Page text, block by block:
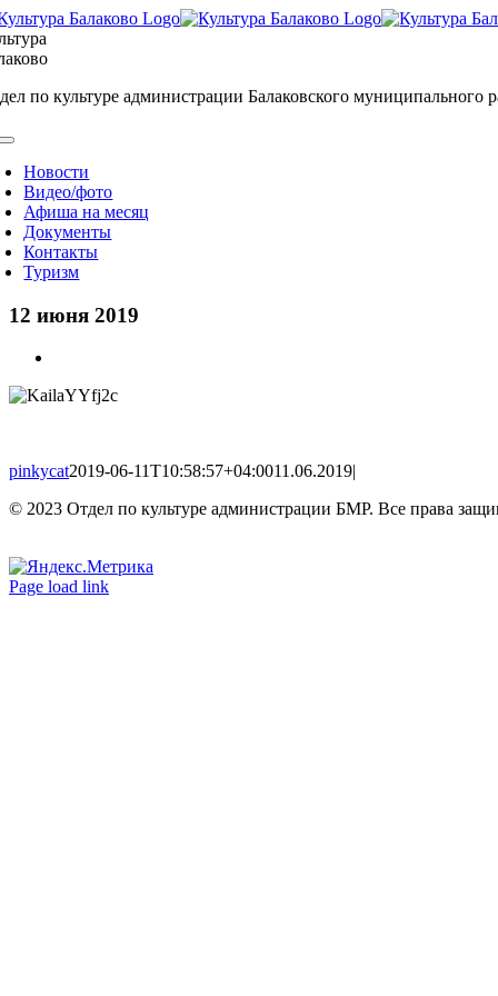
Skip
to
content
по культуре администрации Балаковского муниципального
Новости
Видео/фото
Афиша на месяц
Документы
Контакты
Туризм
12 июня 2019
Image
pinkycat2019-06-11T10:58:57+04:0011.06.2019|
© 2023 Отдел по культуре администрации БМР. Все права
Вконтакте
Одноклассники
Page load link